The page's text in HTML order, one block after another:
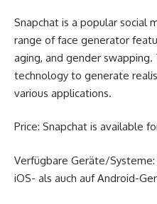
Snapchat is a popular social
range of face generator
aging, and gender
technology to generate
various applications.
Price: Snapchat is available
Verfügbare Geräte/
iOS- als auch auf Android-